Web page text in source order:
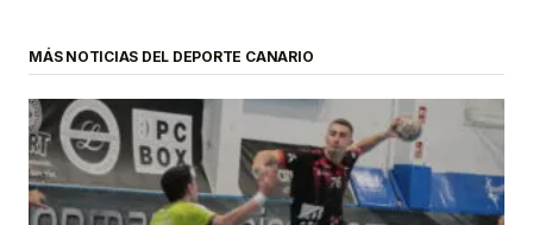
MÁS NOTICIAS DEL DEPORTE CANARIO